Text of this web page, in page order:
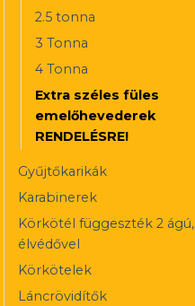
2.5 tonna
3 Tonna
4 Tonna
Extra széles füles
emelőhevederek
RENDELÉSRE!
Gyűjtőkarikák
Karabinerek
Körkötél függeszték 2 ágú,
élvédővel
Körkötelek
Láncrövidítők